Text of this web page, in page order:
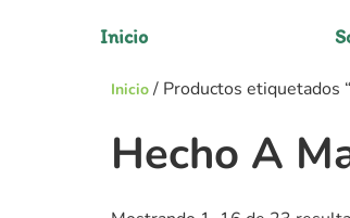
Inicio
Inicio / Productos etiquetados
Hecho A